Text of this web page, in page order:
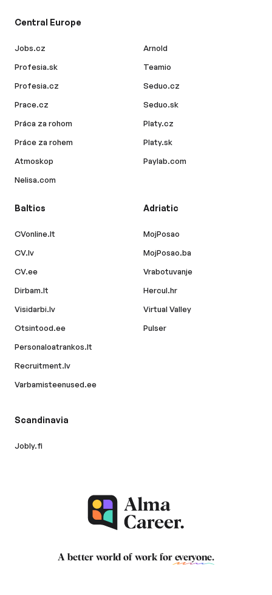
Central Europe
Jobs.cz
Profesia.sk
Profesia.cz
Prace.cz
Práca za rohom
Práce za rohem
Atmoskop
Nelisa.com
Arnold
Teamio
Seduo.cz
Seduo.sk
Platy.cz
Platy.sk
Paylab.com
Baltics
CVonline.lt
CV.lv
CV.ee
Dirbam.lt
Visidarbi.lv
Otsintood.ee
Personaloatrankos.lt
Recruitment.lv
Varbamisteenused.ee
Adriatic
MojPosao
MojPosao.ba
Vrabotuvanje
Hercul.hr
Virtual Valley
Pulser
Scandinavia
Jobly.fi
A better world of work for everyone.